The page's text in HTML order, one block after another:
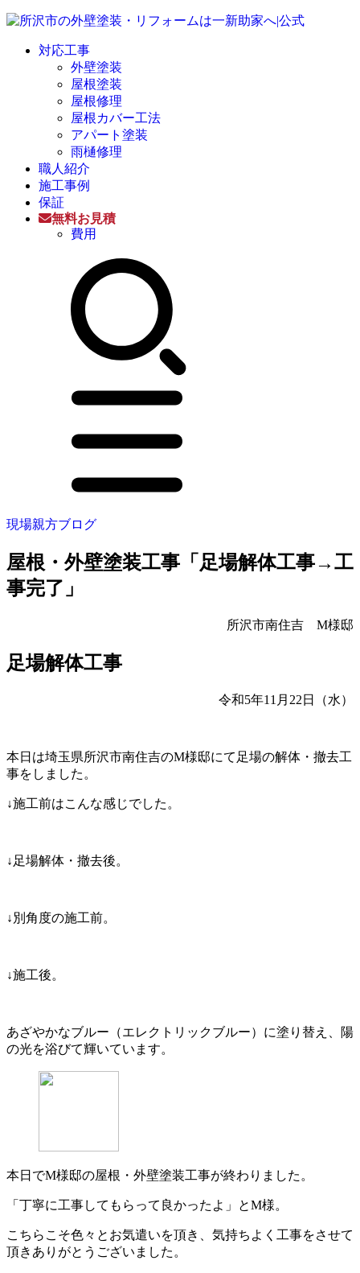
対応工事
外壁塗装
屋根塗装
屋根修理
屋根カバー工法
アパート塗装
雨樋修理
職人紹介
施工事例
保証
無料お見積
費用
現場親方ブログ
屋根・外壁塗装工事「足場解体工事→工
事完了」
所沢市南住吉 M様邸
足場解体工事
令和5年11月22日（水）
本日は埼玉県所沢市南住吉のM様邸にて足場の解体・撤去工
事をしました。
↓施工前はこんな感じでした。
↓足場解体・撤去後。
↓別角度の施工前。
↓施工後。
あざやかなブルー（エレクトリックブルー）に塗り替え、陽
の光を浴びて輝いています。
本日でM様邸の屋根・外壁塗装工事が終わりました。
「丁寧に工事してもらって良かったよ」とM様。
こちらこそ色々とお気遣いを頂き、気持ちよく工事をさせて
頂きありがとうございました。